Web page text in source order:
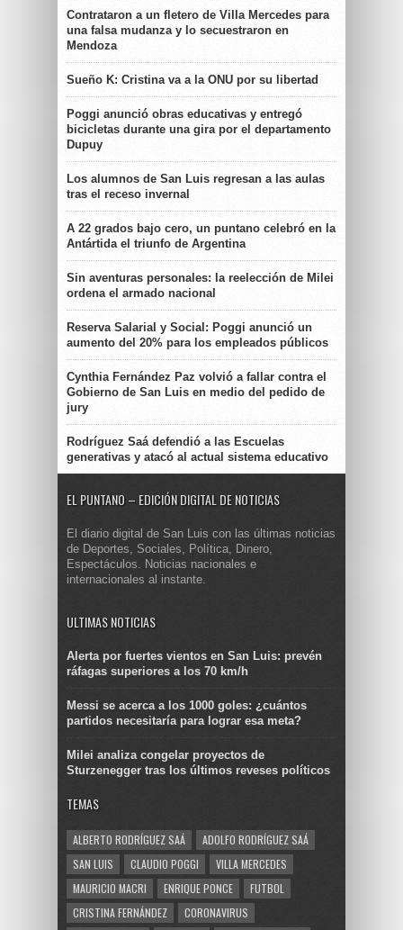
Contrataron a un fletero de Villa Mercedes para
una falsa mudanza y lo secuestraron en
Mendoza
Sueño K: Cristina va a la ONU por su libertad
Poggi anunció obras educativas y entregó
bicicletas durante una gira por el departamento
Dupuy
Los alumnos de San Luis regresan a las aulas
tras el receso invernal
A 22 grados bajo cero, un puntano celebró en la
Antártida el triunfo de Argentina
Sin aventuras personales: la reelección de Milei
ordena el armado nacional
Reserva Salarial y Social: Poggi anunció un
aumento del 20% para los empleados públicos
Cynthia Fernández Paz volvió a fallar contra el
Gobierno de San Luis en medio del pedido de
jury
Rodríguez Saá defendió a las Escuelas
generativas y atacó al actual sistema educativo
EL PUNTANO – EDICIÓN DIGITAL DE NOTICIAS
El diario digital de San Luis con las últimas noticias
de Deportes, Sociales, Política, Dinero,
Espectáculos. Noticias nacionales e
internacionales al instante.
ULTIMAS NOTICIAS
Alerta por fuertes vientos en San Luis: prevén
ráfagas superiores a los 70 km/h
Messi se acerca a los 1000 goles: ¿cuántos
partidos necesitaría para lograr esa meta?
Milei analiza congelar proyectos de
Sturzenegger tras los últimos reveses políticos
TEMAS
ALBERTO RODRÍGUEZ SAÁ
ADOLFO RODRÍGUEZ SAÁ
SAN LUIS
CLAUDIO POGGI
VILLA MERCEDES
MAURICIO MACRI
ENRIQUE PONCE
FUTBOL
CRISTINA FERNÁNDEZ
CORONAVIRUS